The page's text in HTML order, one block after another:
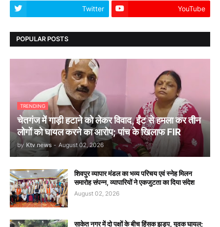
Twitter YouTube
POPULAR POSTS
TRENDING
चेतगंज में गाड़ी हटाने को लेकर विवाद, ईंट से हमला कर तीन
लोगों को घायल करने का आरोप; पांच के खिलाफ FIR
by Ktv news - August 02, 2026
शिवपुर व्यापार मंडल का भव्य परिचय एवं स्नेह मिलन
समारोह संपन्न, व्यापारियों ने एकजुटता का दिया संदेश
August 02, 2026
साकेत नगर में दो पक्षों के बीच हिंसक झड़प, युवक घायल;